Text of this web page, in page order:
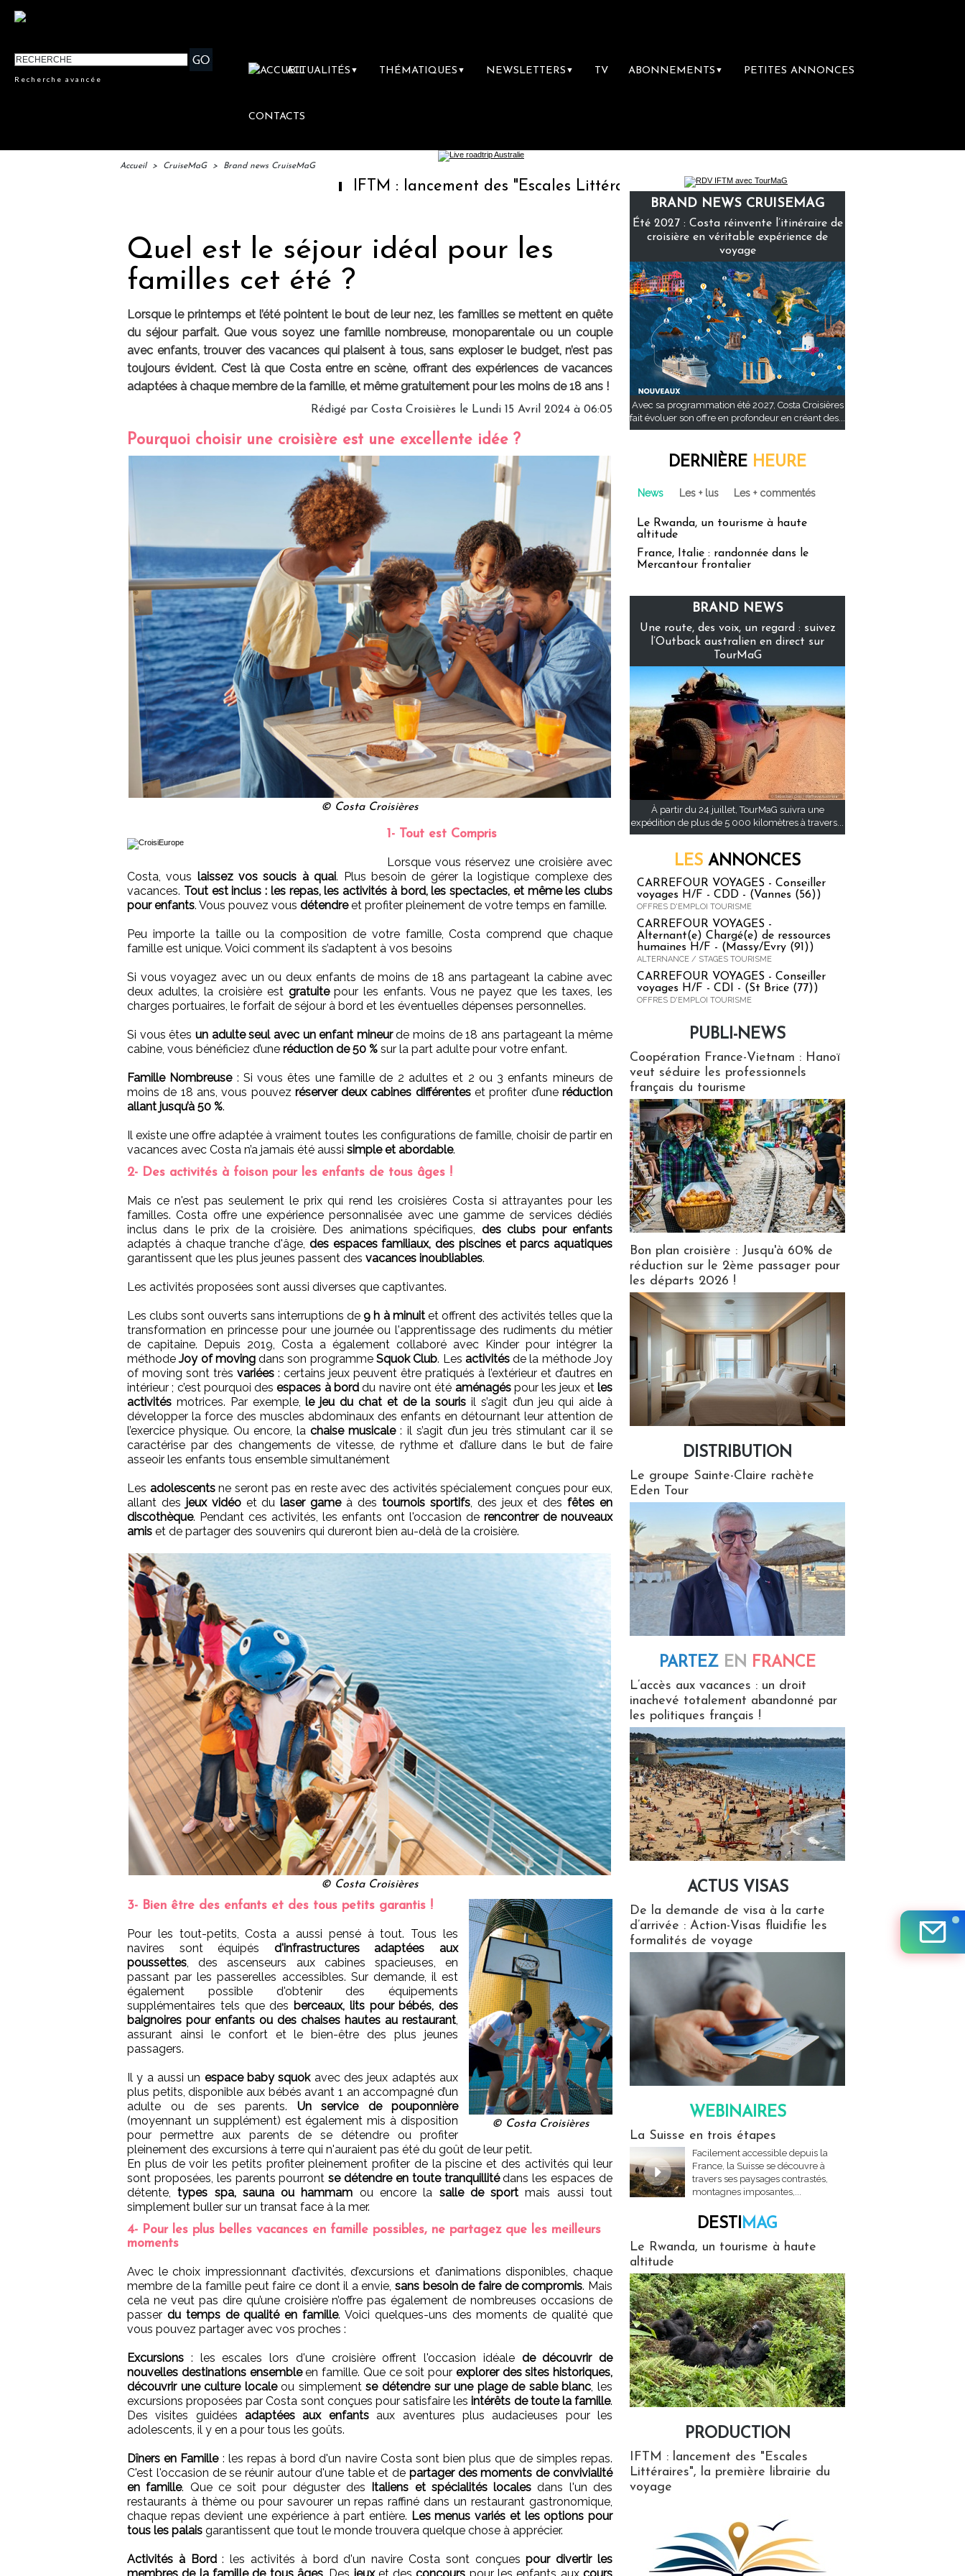
Recherche avancée
ACTUALITÉS ▼ THÉMATIQUES ▼ NEWSLETTERS ▼ TV ABONNEMENTS ▼ PETITES ANNONCES
CONTACTS
Accueil > CruiseMaG > Brand news CruiseMaG
IFTM : lancement des "Escales Littéraires", la première librairie du voyage
Quel est le séjour idéal pour les
familles cet été ?
Lorsque le printemps et l’été pointent le bout de leur nez, les familles se mettent en quête
du séjour parfait. Que vous soyez une famille nombreuse, monoparentale ou un couple
avec enfants, trouver des vacances qui plaisent à tous, sans exploser le budget, n’est pas
toujours évident. C’est là que Costa entre en scène, offrant des expériences de vacances
adaptées à chaque membre de la famille, et même gratuitement pour les moins de 18 ans !
Rédigé par Costa Croisières le Lundi 15 Avril 2024 à 06:05
Pourquoi choisir une croisière est une excellente idée ?
© Costa Croisières
1- Tout est Compris
Lorsque vous réservez une croisière avec
Costa, vous laissez vos soucis à quai. Plus besoin de gérer la logistique complexe des
vacances. Tout est inclus : les repas, les activités à bord, les spectacles, et même les clubs
pour enfants. Vous pouvez vous détendreet profiter pleinement de votre temps en famille.
Peu importe la taille ou la composition de votre famille, Costa comprend que chaque
famille est unique. Voici comment ils s’adaptent à vos besoins
Si vous voyagez avec un ou deux enfants de moins de 18 ans partageant la cabine avec
deux adultes, la croisière est gratuitepour les enfants. Vous ne payez que les taxes, les
charges portuaires, le forfait de séjour à bord et les éventuelles dépenses personnelles.
Si vous êtes un adulte seul avec un enfant mineurde moins de 18 ans partageant la même
cabine, vous bénéficiez d’une réduction de 50 % sur la part adulte pour votre enfant.
Famille Nombreuse: Si vous êtes une famille de 2 adultes et 2 ou 3 enfants mineurs de
moins de 18 ans, vous pouvez réserver deux cabines différenteset profiter d’uneréduction
allant jusqu’à 50 %.
Il existe une offre adaptée à vraiment toutes les configurations de famille, choisir de partir en
vacances avec Costa n’a jamais été aussi simple et abordable.
2- Des activités à foison pour les enfants de tous âges !
Mais ce n'est pas seulement le prix qui rend les croisières Costa si attrayantes pour les
familles. Costa offre une expérience personnalisée avec une gamme de services dédiés
inclus dans le prix de la croisière. Des animations spécifiques, des clubs pour enfants
adaptés à chaque tranche d'âge, des espaces familiaux, des piscines et parcs aquatiques
garantissent que les plus jeunes passent des vacances inoubliables.
Les activités proposées sont aussi diverses que captivantes.
Les clubs sont ouverts sans interruptions de9 h à minuitet offrent des activités telles que la
transformation en princesse pour une journée ou l'apprentissage des rudiments du métier
de capitaine. Depuis 2019, Costa a également collaboré avec Kinder pour intégrer la
méthodeJoy of movingdans son programmeSquok Club. Les activitésde la méthode Joy
of moving sont très variées : certains jeux peuvent être pratiqués à l’extérieur et d’autres en
intérieur ; c’est pourquoi desespaces à bord du navire ont été aménagéspour les jeux et les
activités motrices. Par exemple, le jeu du chat et de la souris il s’agit d’un jeu qui aide à
développer la force des muscles abdominaux des enfants en détournant leur attention de
l’exercice physique. Ou encore, lachaise musicale: il s’agit d’un jeu très stimulant car il se
caractérise par des changements de vitesse, de rythme et d’allure dans le but de faire
asseoir les enfants tous ensemble simultanément
Les adolescentsne seront pas en reste avec des activités spécialement conçues pour eux,
allant des jeux vidéoet du laser gameà des tournois sportifs, des jeux et desfêtes en
discothèque. Pendant ces activités, les enfants ont l'occasion de rencontrer de nouveaux
amis et de partager des souvenirs qui dureront bien au-delà de la croisière.
© Costa Croisières
© Costa Croisières
3- Bien être des enfants et des tous petits garantis !
Pour les tout-petits, Costa a aussi pensé à tout. Tous les
navires sont équipés d'infrastructures adaptées aux
poussettes, des ascenseurs aux cabines spacieuses, en
passant par les passerelles accessibles. Sur demande, il est
également possible d'obtenir des équipements
supplémentaires tels que des berceaux, lits pour bébés, des
baignoires pour enfants ou des chaises hautes au restaurant,
assurant ainsi le confort et le bien-être des plus jeunes
passagers.
Il y a aussi un espace baby squokavec des jeux adaptés aux
plus petits, disponible aux bébés avant 1 an accompagné d’un
adulte ou de ses parents. Un service de pouponnière
(moyennant un supplément) est également mis à disposition
pour permettre aux parents de se détendre ou profiter
pleinement des excursions à terre qui n'auraient pas été du goût de leur petit.
En plus de voir les petits profiter pleinement profiter de la piscine et des activités qui leur
sont proposées, les parents pourrontse détendre en toute tranquillitédans les espaces de
détente,types spa, sauna ou hammam ou encore la salle de sport mais aussi tout
simplement buller sur un transat face à la mer.
4- Pour les plus belles vacances en famille possibles, ne partagez que les meilleurs
moments
Avec le choix impressionnant d’activités, d’excursions et d’animations disponibles, chaque
membre de la famille peut faire ce dont il a envie,sans besoin de faire de compromis. Mais
cela ne veut pas dire qu’une croisière n’offre pas également de nombreuses occasions de
passer du temps de qualité en famille. Voici quelques-uns des moments de qualité que
vous pouvez partager avec vos proches :
Excursions : les escales lors d'une croisière offrent l'occasion idéale de découvrir de
nouvelles destinations ensembleen famille. Que ce soit pour explorer des sites historiques,
découvrir une culture localeou simplementse détendre sur une plage de sable blanc, les
excursions proposées par Costa sont conçues pour satisfaire les intérêts de toute la famille.
Des visites guidéesadaptées aux enfantsaux aventures plus audacieuses pour les
adolescents, il y en a pour tous les goûts.
Dîners en Famille: les repas à bord d'un navire Costa sont bien plus que de simples repas.
C'est l'occasion de se réunir autour d'une table et de partager des moments de convivialité
en famille. Que ce soit pour déguster des Italiens et spécialités locales dans l'un des
restaurants à thème ou pour savourer un repas raffiné dans un restaurant gastronomique,
chaque repas devient une expérience à part entière. Les menus variés et les options pour
tous les palais garantissent que tout le monde trouvera quelque chose à apprécier.
Activités à Bord: les activités à bord d'un navire Costa sont conçuespour divertir les
BRAND NEWS CRUISEMAG
Été 2027 : Costa réinvente l’itinéraire de
croisière en véritable expérience de
voyage
Avec sa programmation été 2027, Costa Croisières
fait évoluer son offre en profondeur en créant des...
DERNIÈRE HEURE
News Les + lus Les + commentés
Le Rwanda, un tourisme à haute
altitude
France, Italie : randonnée dans le
Mercantour frontalier
BRAND NEWS
Une route, des voix, un regard : suivez
l’Outback australien en direct sur
TourMaG
À partir du 24 juillet, TourMaG suivra une
expédition de plus de 5 000 kilomètres à travers...
LES ANNONCES
CARREFOUR VOYAGES - Conseiller
voyages H/F - CDD - (Vannes (56))
OFFRES D'EMPLOI TOURISME
CARREFOUR VOYAGES -
Alternant(e) Chargé(e) de ressources
humaines H/F - (Massy/Evry (91))
ALTERNANCE / STAGES TOURISME
CARREFOUR VOYAGES - Conseiller
voyages H/F - CDI - (St Brice (77))
OFFRES D'EMPLOI TOURISME
PUBLI-NEWS
Coopération France-Vietnam : Hanoï
veut séduire les professionnels
français du tourisme
Bon plan croisière : Jusqu'à 60% de
réduction sur le 2ème passager pour
les départs 2026 !
DISTRIBUTION
Le groupe Sainte-Claire rachète
Eden Tour
PARTEZ EN FRANCE
L’accès aux vacances : un droit
inachevé totalement abandonné par
les politiques français !
ACTUS VISAS
De la demande de visa à la carte
d’arrivée : Action-Visas fluidifie les
formalités de voyage
WEBINAIRES
La Suisse en trois étapes
Facilement accessible depuis la
France, la Suisse se découvre à
travers ses paysages contrastés,
montagnes imposantes,...
DESTIMAG
Le Rwanda, un tourisme à haute
altitude
PRODUCTION
IFTM : lancement des "Escales
Littéraires", la première librairie du
voyage